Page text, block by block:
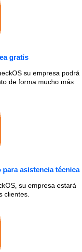
gratis
su empresa podrá
de forma mucho más
asistencia técnica
su empresa estará
clientes.